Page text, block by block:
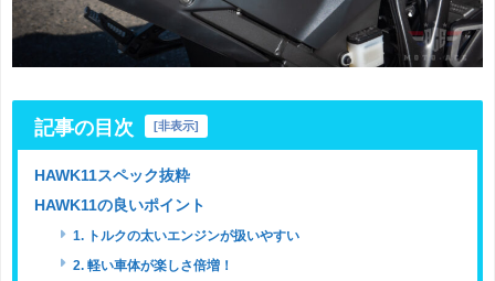
記事の目次 非表示
HAWK11スペック抜粋
HAWK11の良いポイント
1. トルクの太いエンジンが扱いやすい
2. 軽い車体が楽しさ倍増！